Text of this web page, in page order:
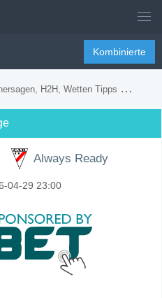
Kombinierte
H2H, Wetten Tipps und Spiel Vorschau
Always Ready
04-29 23:00